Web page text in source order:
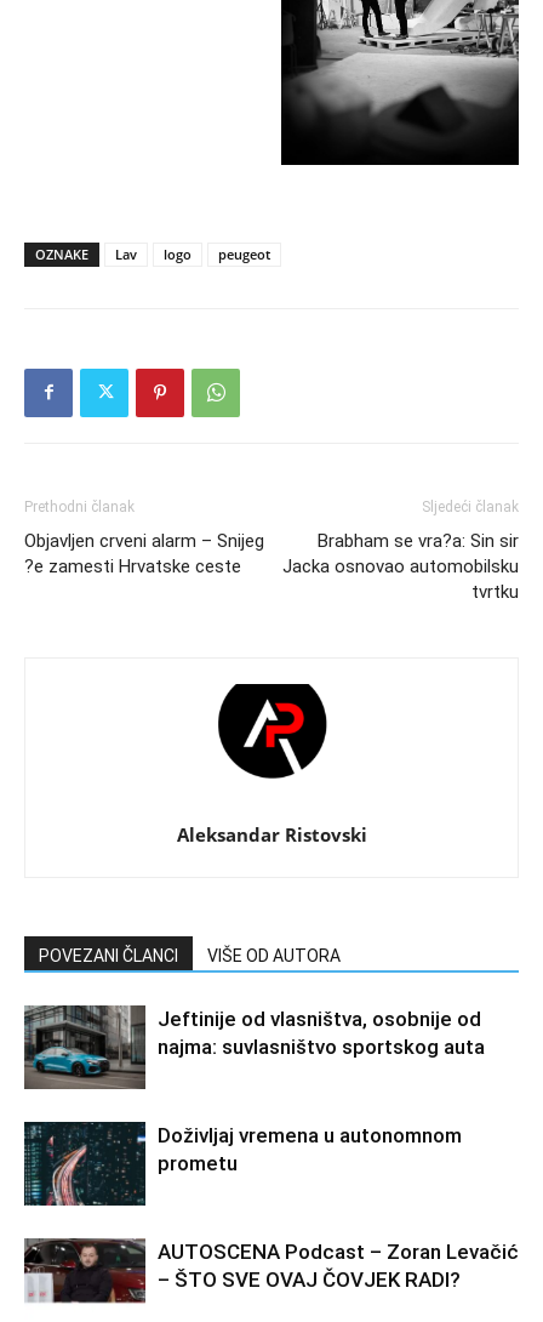
OZNAKE Lav logo peugeot
Prethodni članak
Objavljen crveni alarm – Snijeg
?e zamesti Hrvatske ceste
Sljedeći članak
Brabham se vra?a: Sin sir
Jacka osnovao automobilsku
tvrtku
Aleksandar Ristovski
POVEZANI ČLANCI VIŠE OD AUTORA
Jeftinije od vlasništva, osobnije od
najma: suvlasništvo sportskog auta
Doživljaj vremena u autonomnom
prometu
AUTOSCENA Podcast – Zoran Levačić
– ŠTO SVE OVAJ ČOVJEK RADI?